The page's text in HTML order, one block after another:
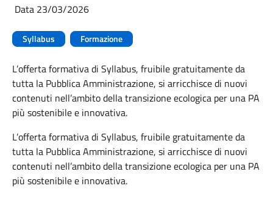
Data 23/03/2026
Syllabus Formazione
L’offerta formativa di Syllabus, fruibile gratuitamente da
tutta la Pubblica Amministrazione, si arricchisce di nuovi
contenuti nell’ambito della transizione ecologica per una PA
più sostenibile e innovativa.
L’offerta formativa di Syllabus, fruibile gratuitamente da
tutta la Pubblica Amministrazione, si arricchisce di nuovi
contenuti nell’ambito della transizione ecologica per una PA
più sostenibile e innovativa.